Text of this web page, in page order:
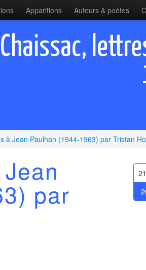
Apparitions Auteurs & poètes
Chaissac,
à Jean Paulhan (1944-1963) par Tristan
par